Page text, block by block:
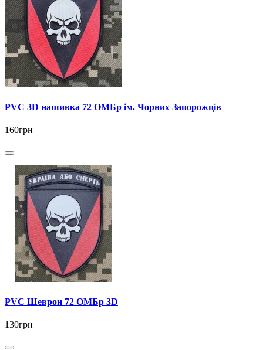
PVC 3D нашивка 72 ОМБр ім. Чорних Запорожців
160грн
PVC Шеврон 72 ОМБр 3D
130грн